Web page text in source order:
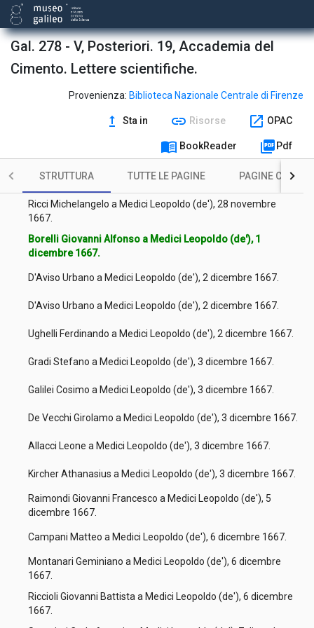
Gal. 278 - V, Posteriori. 19, Accademia del
Cimento. Lettere scientifiche.
Provenienza: Biblioteca Nazionale Centrale di Firenze
upgrade Sta in link Risorse open_in_new OPAC
menu_book BookReader picture_as_pdf Pdf
STRUTTURA TUTTE LE PAGINE PAGINE CON
Oldenburg Henry a Medici Leopoldo (de'), 16 novembre 1667.
Rossetti Donato a Medici Leopoldo (de'), 16 novembre 1667.
Huygens Christiaan a Medici Leopoldo (de'), 18 novembre
Campani Giuseppe a Medici Leopoldo (de'), 22 novembre
Favoriti Agostino a Medici Leopoldo (de'), 26 novembre 1667.
Ricci Michelangelo a Medici Leopoldo (de'), 28 novembre
1667.
Borelli Giovanni Alfonso a Medici Leopoldo (de'), 1
dicembre 1667.
D'Aviso Urbano a Medici Leopoldo (de'), 2 dicembre 1667.
D'Aviso Urbano a Medici Leopoldo (de'), 2 dicembre 1667.
Ughelli Ferdinando a Medici Leopoldo (de'), 2 dicembre 1667.
Gradi Stefano a Medici Leopoldo (de'), 3 dicembre 1667.
Galilei Cosimo a Medici Leopoldo (de'), 3 dicembre 1667.
De Vecchi Girolamo a Medici Leopoldo (de'), 3 dicembre 1667.
Allacci Leone a Medici Leopoldo (de'), 3 dicembre 1667.
Kircher Athanasius a Medici Leopoldo (de'), 3 dicembre 1667.
Raimondi Giovanni Francesco a Medici Leopoldo (de'), 5
dicembre 1667.
Campani Matteo a Medici Leopoldo (de'), 6 dicembre 1667.
Montanari Geminiano a Medici Leopoldo (de'), 6 dicembre
1667.
Riccioli Giovanni Battista a Medici Leopoldo (de'), 6 dicembre
1667.